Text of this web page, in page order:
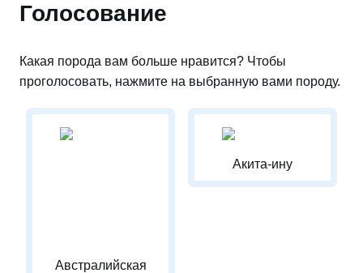
Голосование
Какая порода вам больше нравится? Чтобы
проголосовать, нажмите на выбранную вами породу.
Австралийская
Акита-ину